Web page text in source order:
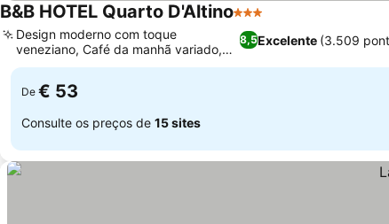
B&B HOTEL Quarto D'Altino3 Estrelas
8,5Excelente (3.509
Design moderno com toque
veneziano, Café da manhã variado,
doce e salgado
De € 53
Consulte os preços de 15 sites